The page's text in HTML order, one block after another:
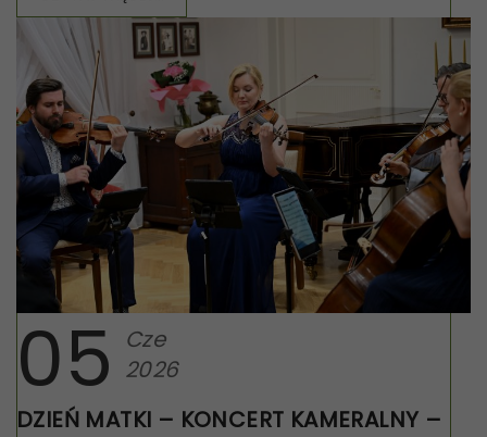
05
Cze
2026
DZIEŃ MATKI – KONCERT KAMERALNY –